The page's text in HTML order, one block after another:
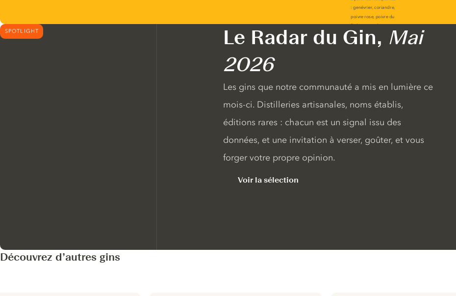
SPOTLIGHT Le Radar du Gin, Mai
2026
Les gins que notre communauté a mis en lumière ce
mois-ci. Distilleries artisanales, noms établis,
éditions rares : chacun est un signal issu des
données, et une invitation à verser, goûter, et vous
forger votre propre opinion.
Voir la sélection
Découvrez d’autres gins